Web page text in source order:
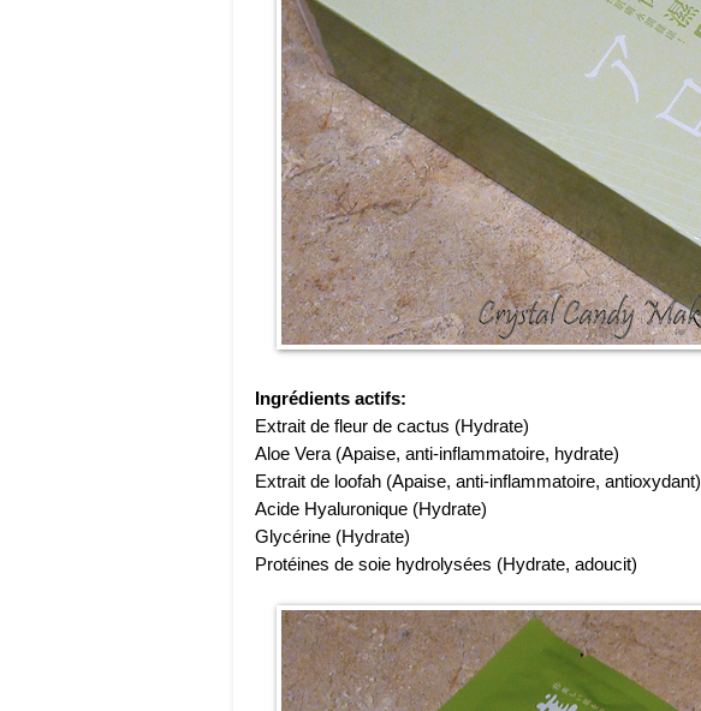
Ingrédients actifs:
Extrait de fleur de cactus (Hydrate)
Aloe Vera (Apaise, anti-inflammatoire, hydrate)
Extrait de loofah (Apaise, anti-inflammatoire, antioxydant)
Acide Hyaluronique (Hydrate)
Glycérine (Hydrate)
Protéines de soie hydrolysées (Hydrate, adoucit)